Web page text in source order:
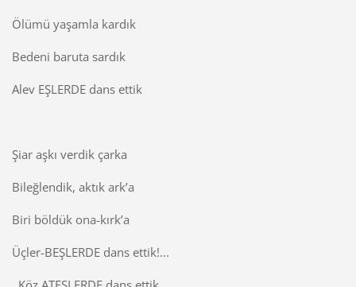
Ölümü yaşamla kardık
Bedeni baruta sardık
Alev EŞLERDE dans ettik
Şiar aşkı verdik çarka
Bileğlendik, aktık ark’a
Biri böldük ona-kırk’a
Üçler-BEŞLERDE dans ettik!...